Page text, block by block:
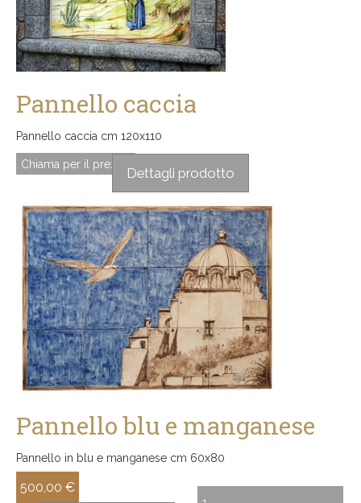
Pannello caccia
Pannello caccia cm 120x110
Chiama per il prezzo
Dettagli prodotto
Pannello blu e manganese
Pannello in blu e manganese cm 60x80
500,00 €